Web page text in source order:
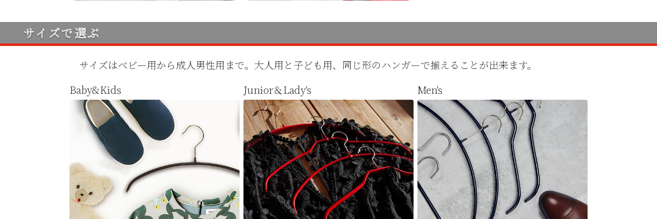
サイズで選ぶ
サイズはベビー用から成人男性用まで。大人用と子ども用、同じ形のハンガーで揃えることが出来ます。
Baby&Kids
Junior＆Lady's Men's